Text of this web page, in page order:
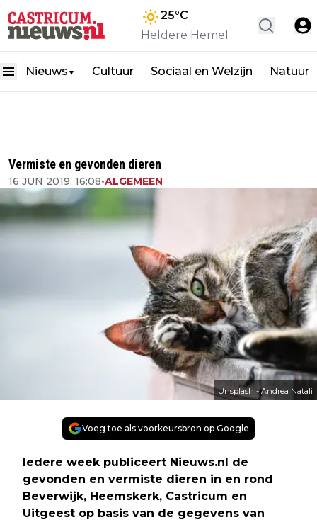
25°C
Heldere Hemel
Nieuws ▼ Cultuur Sociaal en Welzijn Natuur
Vermiste en gevonden dieren
16 JUN 2019, 16:08•ALGEMEEN
Unsplash - Andrea Natali
Voeg toe als voorkeursbron op Google
Iedere week publiceert Nieuws.nl de
gevonden en vermiste dieren in en rond
Beverwijk, Heemskerk, Castricum en
Uitgeest op basis van de gegevens van